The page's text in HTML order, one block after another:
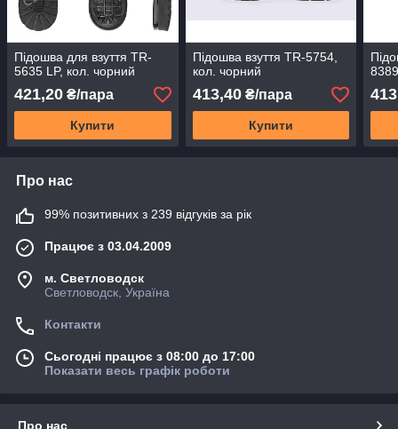
Підошва для взуття TR-
5635 LP, кол. чорний
421,20 ₴/пара
Купити
Підошва взуття TR-5754,
кол. чорний
413,40₴/пара
Купити
Про нас
99% позитивних з 239 відгуків за рік
Працює з 03.04.2009
м. Светловодск
Светловодск, Україна
Контакти
Сьогодні працює з 08:00 до 17:00
Показати весь графік роботи
Про нас